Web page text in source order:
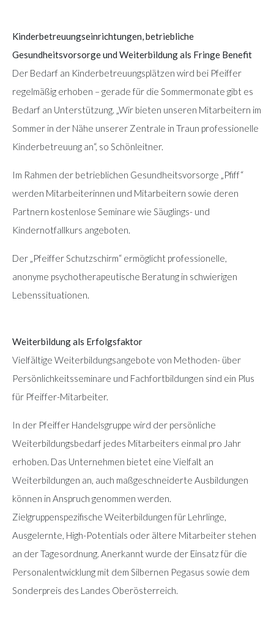
Kinderbetreuungseinrichtungen, betriebliche
Gesundheitsvorsorge und Weiterbildung als Fringe Benefit
Der Bedarf an Kinderbetreuungsplätzen wird bei Pfeiffer
regelmäßig erhoben – gerade für die Sommermonate gibt es
Bedarf an Unterstützung. „Wir bieten unseren Mitarbeitern im
Sommer in der Nähe unserer Zentrale in Traun professionelle
Kinderbetreuung an“, so Schönleitner.
Im Rahmen der betrieblichen Gesundheitsvorsorge „Pfiff“
werden Mitarbeiterinnen und Mitarbeitern sowie deren
Partnern kostenlose Seminare wie Säuglings- und
Kindernotfallkurs angeboten.
Der „Pfeiffer Schutzschirm“ ermöglicht professionelle,
anonyme psychotherapeutische Beratung in schwierigen
Lebenssituationen.
Weiterbildung als Erfolgsfaktor
Vielfältige Weiterbildungsangebote von Methoden- über
Persönlichkeitsseminare und Fachfortbildungen sind ein Plus
für Pfeiffer-Mitarbeiter.
In der Pfeiffer Handelsgruppe wird der persönliche
Weiterbildungsbedarf jedes Mitarbeiters einmal pro Jahr
erhoben. Das Unternehmen bietet eine Vielfalt an
Weiterbildungen an, auch maßgeschneiderte Ausbildungen
können in Anspruch genommen werden.
Zielgruppenspezifische Weiterbildungen für Lehrlinge,
Ausgelernte, High-Potentials oder ältere Mitarbeiter stehen
an der Tagesordnung. Anerkannt wurde der Einsatz für die
Personalentwicklung mit dem Silbernen Pegasus sowie dem
Sonderpreis des Landes Oberösterreich.